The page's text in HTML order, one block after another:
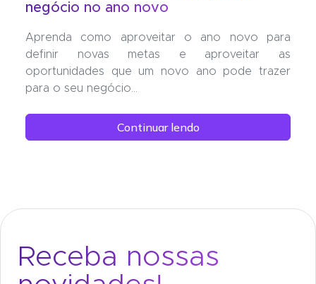
negócio no ano novo
Aprenda como aproveitar o ano novo para
definir novas metas e aproveitar as
oportunidades que um novo ano pode trazer
para o seu negócio...
Continuar lendo
Receba nossas